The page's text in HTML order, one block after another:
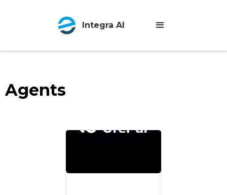
Integra AI
Agents